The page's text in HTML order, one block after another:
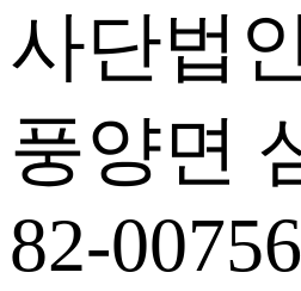
사단법
풍양면
82-00756